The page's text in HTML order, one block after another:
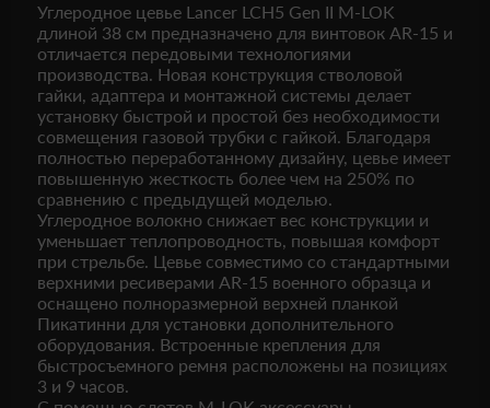
Углеродное цевье Lancer LCH5 Gen II M-LOK
длиной 38 см предназначено для винтовок AR-15 и
отличается передовыми технологиями
производства. Новая конструкция стволовой
гайки, адаптера и монтажной системы делает
установку быстрой и простой без необходимости
совмещения газовой трубки с гайкой. Благодаря
полностью переработанному дизайну, цевье имеет
повышенную жесткость более чем на 250% по
сравнению с предыдущей моделью.
Углеродное волокно снижает вес конструкции и
уменьшает теплопроводность, повышая комфорт
при стрельбе. Цевье совместимо со стандартными
верхними ресиверами AR-15 военного образца и
оснащено полноразмерной верхней планкой
Пикатинни для установки дополнительного
оборудования. Встроенные крепления для
быстросъемного ремня расположены на позициях
3 и 9 часов.